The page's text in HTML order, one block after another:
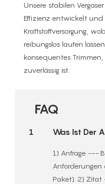
Unsere stabilen
Effizienz entwickelt
Kraftstoffversorgung,
reibungslos laufen
konsequentes
zuverlässig ist.
FAQ
1 Was Ist Der
1) Anfrage ---
Paket). 2)